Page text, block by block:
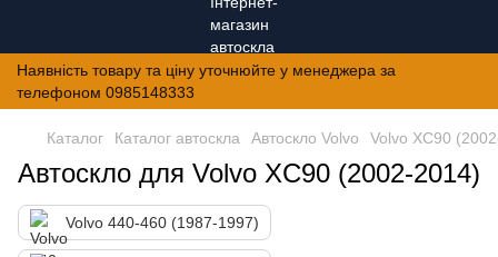
Наявність товару та ціну уточнюйте у менеджера за
телефоном 0985148333
Каталог Каталог автоскла Автоскло Volvo Volvo XC90
Автоскло для Volvo XC90 (2002-2014)
Volvo 440-460 (1987-1997)